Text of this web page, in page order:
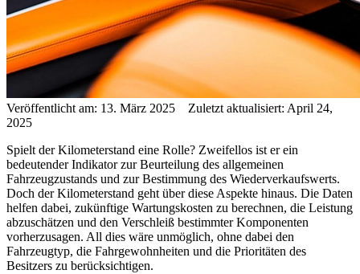
Veröffentlicht am: 13. März 2025 Zuletzt aktualisiert: April 24,
2025
Spielt der Kilometerstand eine Rolle? Zweifellos ist er ein
bedeutender Indikator zur Beurteilung des allgemeinen
Fahrzeugzustands und zur Bestimmung des Wiederverkaufswerts.
Doch der Kilometerstand geht über diese Aspekte hinaus. Die Daten
helfen dabei, zukünftige Wartungskosten zu berechnen, die Leistung
abzuschätzen und den Verschleiß bestimmter Komponenten
vorherzusagen. All dies wäre unmöglich, ohne dabei den
Fahrzeugtyp, die Fahrgewohnheiten und die Prioritäten des
Besitzers zu berücksichtigen.